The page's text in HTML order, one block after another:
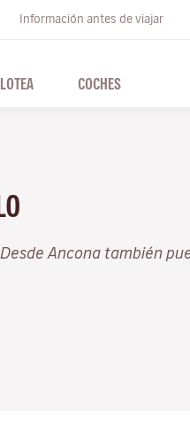
Información antes de viajar
COCHES
. Desde Ancona también